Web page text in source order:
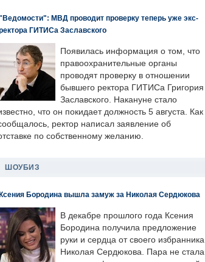
МВД проводит проверку теперь уже экс-
ГИТИСа Заславского
Появилась информация о том, что
правоохранительные органы
проводят проверку в отношении
бывшего ректора ГИТИСа Григория
Заславского. Накануне стало
что он покидает должность 5 августа. Как
ректор написал заявление об
по собственному желанию.
ШОУБИЗ
Бородина вышла замуж за Николая Сердюкова
В декабре прошлого года Ксения
Бородина получила предложение
руки и сердца от своего избранника
Николая Сердюкова. Пара не стала